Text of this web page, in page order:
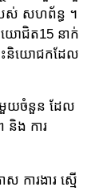
របស់ សហព័ន្ធ ។
ោជិត15 នាក់
ះនិយោជកដែល
មួយចំនួន ដែល
និង ការ
ការងារ ស្មើ